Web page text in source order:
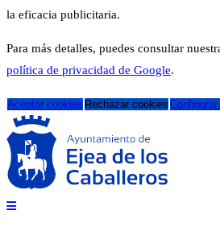
la eficacia publicitaria.
Para más detalles, puedes consultar
política de privacidad de Google.
Aceptar cookies Rechazar cookies